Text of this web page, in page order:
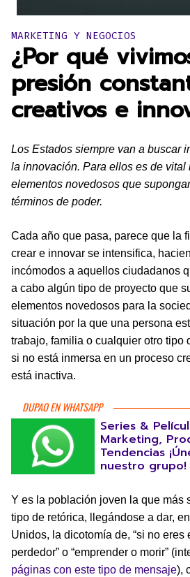
Publicado en:
MARKETING Y NEGOCIOS
¿Por qué
presión
creativos e
Los Estados siempre van a buscar
la innovación. Para ellos es de vital
elementos novedosos que
términos de poder.
Cada año que pasa, parece que la
crear e innovar se intensifica,
incómodos a aquellos ciudadanos
a cabo algún tipo de proyecto que
elementos novedosos para la
situación por la que una persona
trabajo, familia o cualquier otro tipo
si no está inmersa en un proceso
está inactiva.
DUPAO EN WHATSAPP
Series &
Marketing,
Tendencias
nuestro grupo!
Y es la población joven la que más
tipo de retórica, llegándose a dar,
Unidos, la dicotomía de, “si no eres
perdedor” o “emprender o morir”
páginas con este tipo de mensaje),